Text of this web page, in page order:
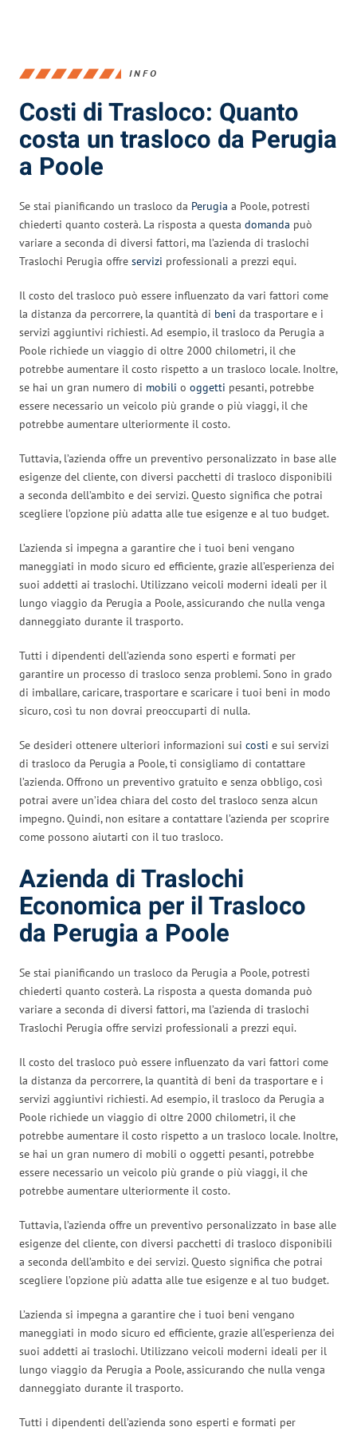
INFO
Costi di Trasloco: Quanto
costa un trasloco da Perugia
a Poole
Se stai pianificando un trasloco da Perugia a Poole, potresti
chiederti quanto costerà. La risposta a questa domanda può
variare a seconda di diversi fattori, ma l’azienda di traslochi
Traslochi Perugia offre servizi professionali a prezzi equi.
Il costo del trasloco può essere influenzato da vari fattori come
la distanza da percorrere, la quantità di beni da trasportare e i
servizi aggiuntivi richiesti. Ad esempio, il trasloco da Perugia a
Poole richiede un viaggio di oltre 2000 chilometri, il che
potrebbe aumentare il costo rispetto a un trasloco locale. Inoltre,
se hai un gran numero di mobili o oggetti pesanti, potrebbe
essere necessario un veicolo più grande o più viaggi, il che
potrebbe aumentare ulteriormente il costo.
Tuttavia, l’azienda offre un preventivo personalizzato in base alle
esigenze del cliente, con diversi pacchetti di trasloco disponibili
a seconda dell’ambito e dei servizi. Questo significa che potrai
scegliere l’opzione più adatta alle tue esigenze e al tuo budget.
L’azienda si impegna a garantire che i tuoi beni vengano
maneggiati in modo sicuro ed efficiente, grazie all’esperienza dei
suoi addetti ai traslochi. Utilizzano veicoli moderni ideali per il
lungo viaggio da Perugia a Poole, assicurando che nulla venga
danneggiato durante il trasporto.
Tutti i dipendenti dell’azienda sono esperti e formati per
garantire un processo di trasloco senza problemi. Sono in grado
di imballare, caricare, trasportare e scaricare i tuoi beni in modo
sicuro, così tu non dovrai preoccuparti di nulla.
Se desideri ottenere ulteriori informazioni sui costi e sui servizi
di trasloco da Perugia a Poole, ti consigliamo di contattare
l’azienda. Offrono un preventivo gratuito e senza obbligo, così
potrai avere un’idea chiara del costo del trasloco senza alcun
impegno. Quindi, non esitare a contattare l’azienda per scoprire
come possono aiutarti con il tuo trasloco.
Azienda di Traslochi
Economica per il Trasloco
da Perugia a Poole
Se stai pianificando un trasloco da Perugia a Poole, potresti
chiederti quanto costerà. La risposta a questa domanda può
variare a seconda di diversi fattori, ma l’azienda di traslochi
Traslochi Perugia offre servizi professionali a prezzi equi.
Il costo del trasloco può essere influenzato da vari fattori come
la distanza da percorrere, la quantità di beni da trasportare e i
servizi aggiuntivi richiesti. Ad esempio, il trasloco da Perugia a
Poole richiede un viaggio di oltre 2000 chilometri, il che
potrebbe aumentare il costo rispetto a un trasloco locale. Inoltre,
se hai un gran numero di mobili o oggetti pesanti, potrebbe
essere necessario un veicolo più grande o più viaggi, il che
potrebbe aumentare ulteriormente il costo.
Tuttavia, l’azienda offre un preventivo personalizzato in base alle
esigenze del cliente, con diversi pacchetti di trasloco disponibili
a seconda dell’ambito e dei servizi. Questo significa che potrai
scegliere l’opzione più adatta alle tue esigenze e al tuo budget.
L’azienda si impegna a garantire che i tuoi beni vengano
maneggiati in modo sicuro ed efficiente, grazie all’esperienza dei
suoi addetti ai traslochi. Utilizzano veicoli moderni ideali per il
lungo viaggio da Perugia a Poole, assicurando che nulla venga
danneggiato durante il trasporto.
Tutti i dipendenti dell’azienda sono esperti e formati per